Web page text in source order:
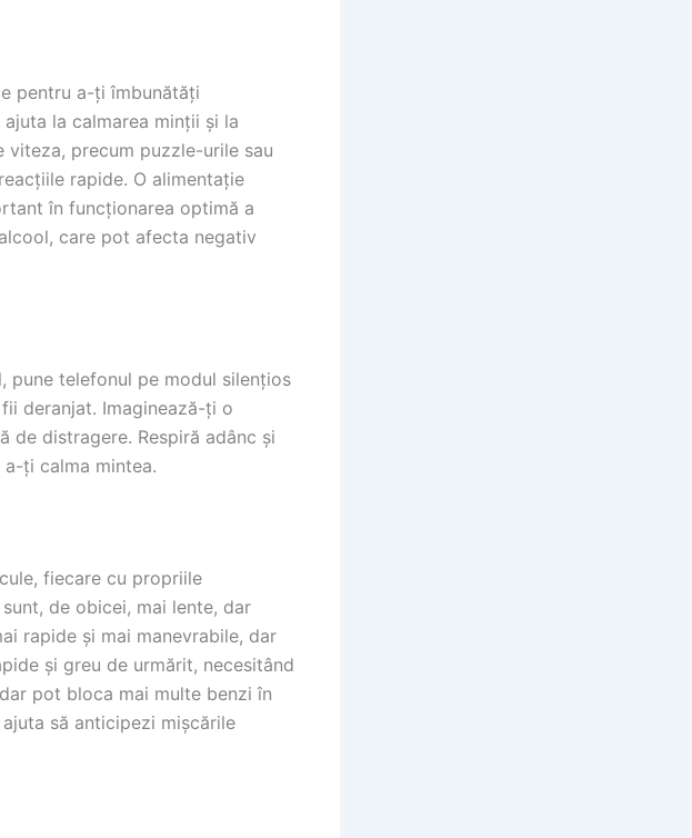
pentru a-ți îmbunătăți
la calmarea minții și la
precum puzzle-urile sau
rapide. O alimentație
în funcționarea optimă a
care pot afecta negativ
pune telefonul pe modul silențios
deranjat. Imaginează-ți o
de distragere. Respiră adânc și
ți calma mintea.
fiecare cu propriile
de obicei, mai lente, dar
rapide și mai manevrabile, dar
și greu de urmărit, necesitând
pot bloca mai multe benzi în
să anticipezi mișcările